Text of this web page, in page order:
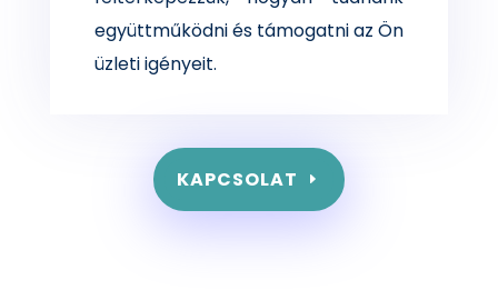
együttműködni és támogatni az Ön
üzleti igényeit.
KAPCSOLAT